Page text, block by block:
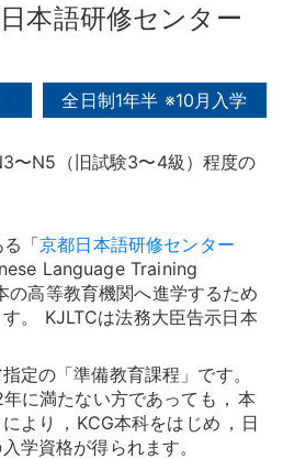
本語研修センター
全日制1年半 ※10月入学
〜N5（旧試験3〜4級）程度の
る「京都日本語研修センター
Language Training
の高等教育機関へ進学するため
。
KJLTCは法務大臣告示日本
定の「準備教育課程」です。
に満たない方であっても ， 本
より
， KCG本科をはじめ ， 日
学資格が得られます。